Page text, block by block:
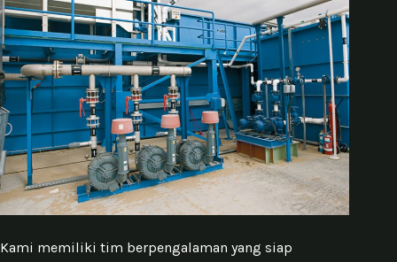
Kami memiliki tim berpengalaman yang siap